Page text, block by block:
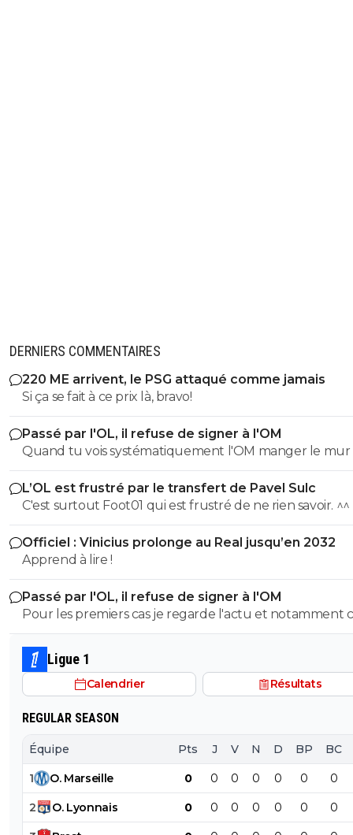
DERNIERS COMMENTAIRES
220 ME arrivent, le PSG attaqué comme jamais
Si ça se fait à ce prix là, bravo!
Passé par l'OL, il refuse de signer à l'OM
Quand tu vois systématiquement l'OM manger le mur
après saison, il y a de quoi refuser d'y aller. ^^
L’OL est frustré par le transfert de Pavel Sulc
C'est surtout Foot01 qui est frustré de ne rien savoir. ^^
Officiel : Vinicius prolonge au Real jusqu’en 2032
Apprend à lire !
Passé par l'OL, il refuse de signer à l'OM
Pour les premiers cas je regarde l'actu et notamment
du foot. Pour le dernier, rien qu'ici il y en a pléthore. Et toi, tu
es dans quel camp, les abrutis ou ceux qui viennent
foot avec respect?
Ligue 1
Calendrier Résultats
REGULAR SEASON
Équipe Pts J V N D BP BC
1 O. Marseille 0 0 0 0 0 0 0
2 O. Lyonnais 0 0 0 0 0 0 0